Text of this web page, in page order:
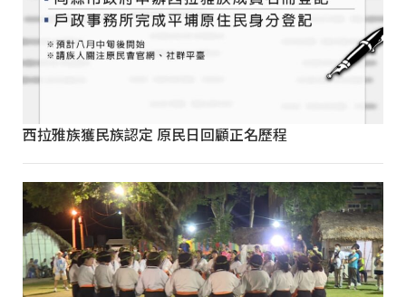
西拉雅族獲民族認定 原民日回顧正名歷程